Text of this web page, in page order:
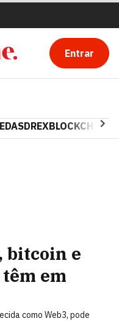
Entrar
DREXBLOCKCHAIN
bitcoin e
têm em
como Web3, pode